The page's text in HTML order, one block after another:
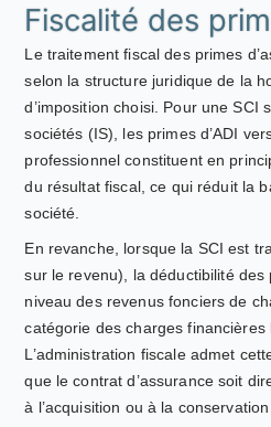
Fiscalité des
Le traitement fiscal des primes
selon la structure juridique de la
d’imposition choisi. Pour une SCI
sociétés (IS), les primes d’ADI
professionnel constituent en
du résultat fiscal, ce qui réduit la
société.
En revanche, lorsque la SCI est
sur le revenu), la déductibilité des
niveau des revenus fonciers de
catégorie des charges financières
L’administration fiscale admet
que le contrat d’assurance soit
à l’acquisition ou à la